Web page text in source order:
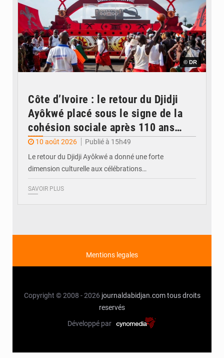
© DR
Côte d’Ivoire : le retour du Djidji
Ayôkwé placé sous le signe de la
cohésion sociale après 110 ans
d’absence
10 août 2026
Publié à 15h49
Le retour du Djidji Ayôkwé a donné une forte
dimension culturelle aux célébrations…
SAVOIR PLUS
Mentions legales
Copyright © 2008 - 2026 journaldabidjan.com tous droits
reservés
Développé par